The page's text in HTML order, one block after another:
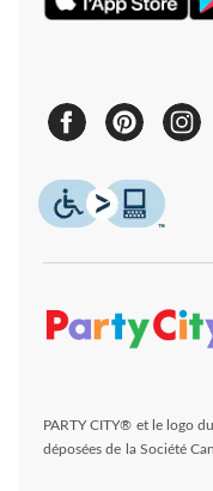
PARTY CITY® et le logo
déposées de la Société